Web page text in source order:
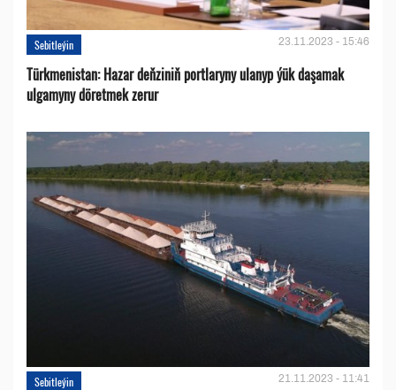
Sebitleýin 23.11.2023 - 15:46
Türkmenistan: Hazar deňziniň portlaryny ulanyp ýük daşamak
ulgamyny döretmek zerur
Sebitleýin 21.11.2023 - 11:41